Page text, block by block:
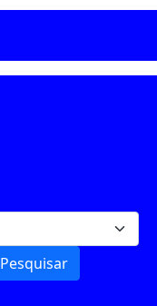
Pesquisar